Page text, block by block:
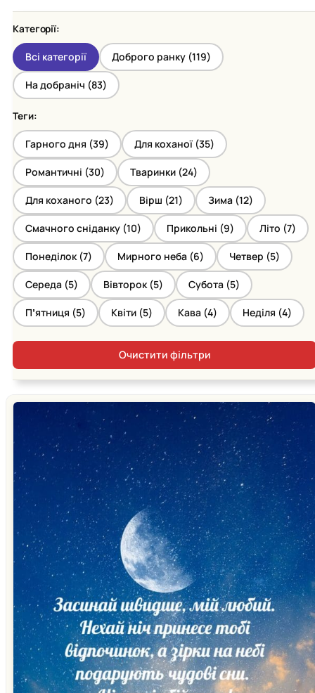
Категорії:
Всі категорії Доброго ранку (119)
На добраніч (83)
Теги:
Гарного дня (39) Для коханої (35)
Романтичні (30) Тваринки (24)
Для коханого (23) Вірш (21) Зима (12)
Смачного сніданку (10) Прикольні (9) Літо (7)
Понеділок (7) Мирного неба (6) Четвер (5)
Середа (5) Вівторок (5) Субота (5)
Пʼятниця (5) Квіти (5) Кава (4) Неділя (4)
Очистити фільтри